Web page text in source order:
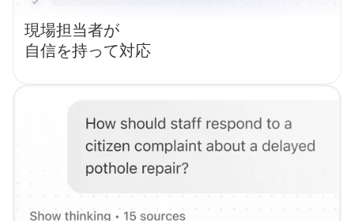
現場担当者が
自信を持って対応